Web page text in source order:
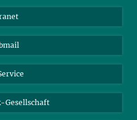
Materialien
Gesellschaft